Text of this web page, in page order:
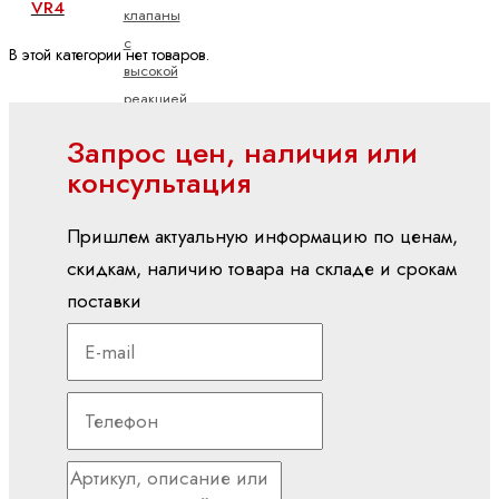
клапаны
с
высокой
реакцией
для
пропорциональных,
и
сервоклапанов
Пропорциональные
клапаны
регулирования
давления
Пропорциональные
клапаны
управления
VR4
В этой категории нет товаров.
Запрос цен, наличия или
консультация
Пришлем актуальную информацию по ценам,
скидкам, наличию товара на складе и срокам
поставки